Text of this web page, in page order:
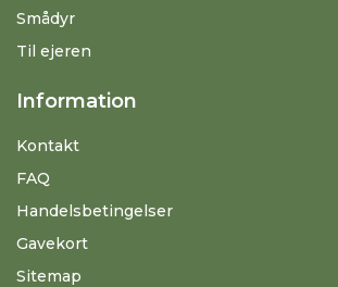
Smådyr
Til ejeren
Information
Kontakt
FAQ
Handelsbetingelser
Gavekort
Sitemap